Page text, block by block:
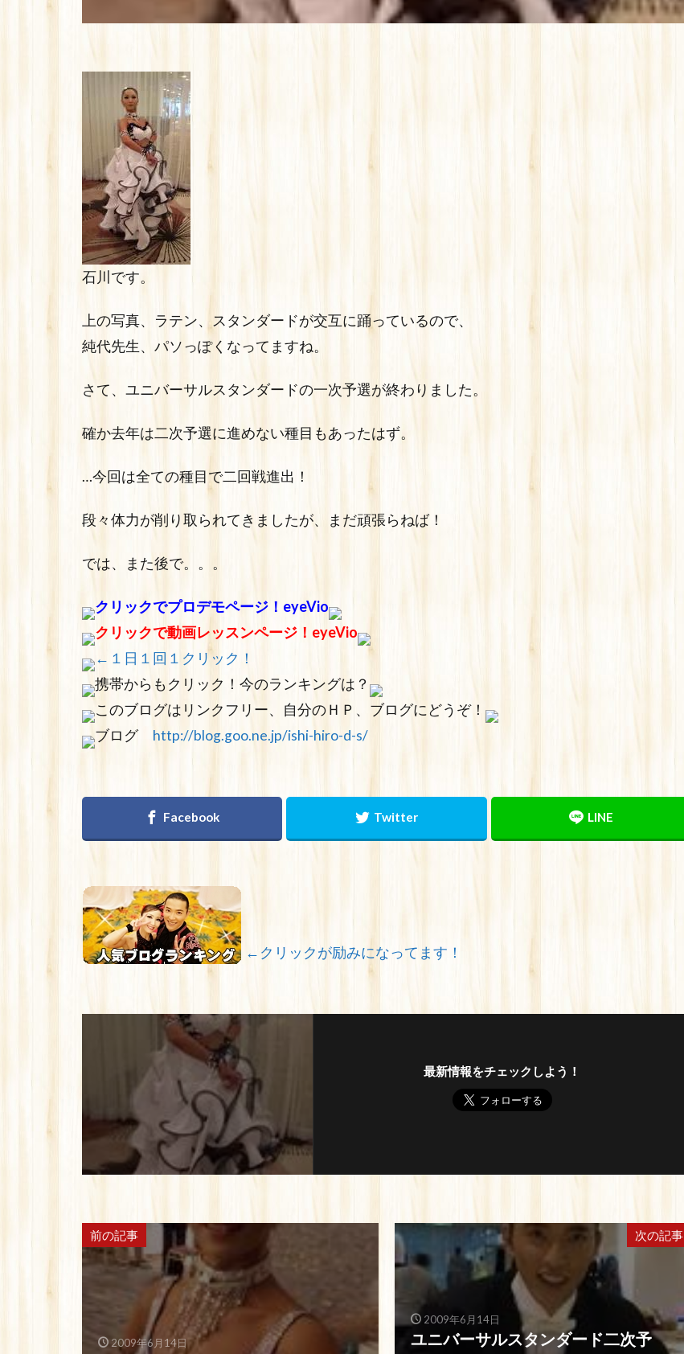
石川です。
上の写真、ラテン、スタンダードが交互に踊っているので、
純代先生、パソっぽくなってますね。
さて、ユニバーサルスタンダードの一次予選が終わりました。
確か去年は二次予選に進めない種目もあったはず。
…今回は全ての種目で二回戦進出！
段々体力が削り取られてきましたが、まだ頑張らねば！
では、また後で。。。
クリックでプロデモページ！eyeVio
クリックで動画レッスンページ！eyeVio
←１日１回１クリック！
携帯からもクリック！今のランキングは？
このブログはリンクフリー、自分のＨＰ、ブログにどうぞ！
ブログ http://blog.goo.ne.jp/ishi-hiro-d-s/
←クリックが励みになってます！
最新情報をチェックしよう！
前の記事
2009年6月14日
次の記事
2009年6月14日
ユニバーサルスタンダード二次予